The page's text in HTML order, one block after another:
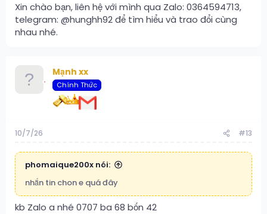
Xin chào bạn, liên hệ với mình qua Zalo: 0364594713,
telegram: @hunghh92 để tìm hiểu và trao đổi cùng
nhau nhé.
Mạnh xx
Chính Thức
10/7/26 #13
phomaique200x nói:
nhắn tin chon e quá đây
kb Zalo a nhé 0707 ba 68 bốn 42